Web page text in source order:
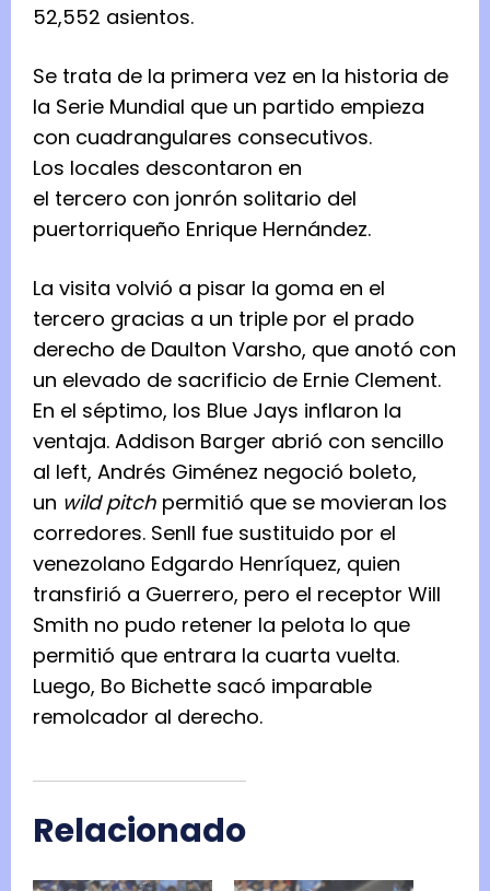
52,552 asientos.
Se trata de la primera vez en la historia de
la Serie Mundial que un partido empieza
con cuadrangulares consecutivos.
Los locales descontaron en
el tercero con jonrón solitario del
puertorriqueño Enrique Hernández.
La visita volvió a pisar la goma en el
tercero gracias a un triple por el prado
derecho de Daulton Varsho, que anotó con
un elevado de sacrificio de Ernie Clement.
En el séptimo, los Blue Jays inflaron la
ventaja. Addison Barger abrió con sencillo
al left, Andrés Giménez negoció boleto,
un wild pitch permitió que se movieran los
corredores. Senll fue sustituido por el
venezolano Edgardo Henríquez, quien
transfirió a Guerrero, pero el receptor Will
Smith no pudo retener la pelota lo que
permitió que entrara la cuarta vuelta.
Luego, Bo Bichette sacó imparable
remolcador al derecho.
Relacionado